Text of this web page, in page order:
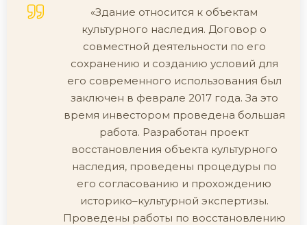
«Здание относится к объектам
культурного наследия. Договор о
совместной деятельности по его
сохранению и созданию условий для
его современного использования был
заключен в феврале 2017 года. За это
время инвестором проведена большая
работа. Разработан проект
восстановления объекта культурного
наследия, проведены процедуры по
его согласованию и прохождению
историко–культурной экспертизы.
Проведены работы по восстановлению